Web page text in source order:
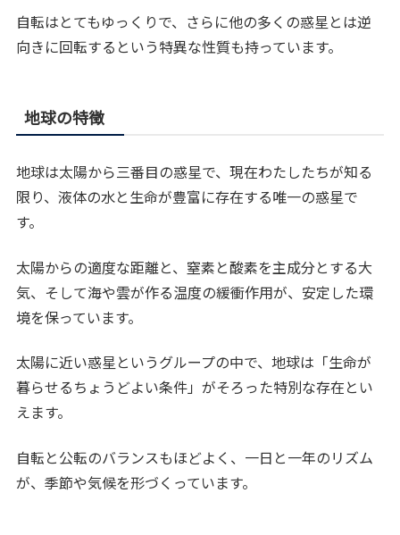
自転はとてもゆっくりで、さらに他の多くの惑星とは逆
向きに回転するという特異な性質も持っています。
地球の特徴
地球は太陽から三番目の惑星で、現在わたしたちが知る
限り、液体の水と生命が豊富に存在する唯一の惑星で
す。
太陽からの適度な距離と、窒素と酸素を主成分とする大
気、そして海や雲が作る温度の緩衝作用が、安定した環
境を保っています。
太陽に近い惑星というグループの中で、地球は「生命が
暮らせるちょうどよい条件」がそろった特別な存在とい
えます。
自転と公転のバランスもほどよく、一日と一年のリズム
が、季節や気候を形づくっています。